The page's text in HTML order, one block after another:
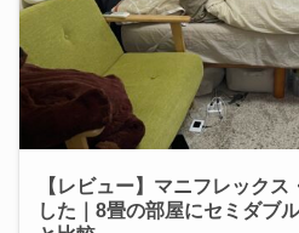
【レビュー】マニフレック
した｜8畳の部屋にセミダブ